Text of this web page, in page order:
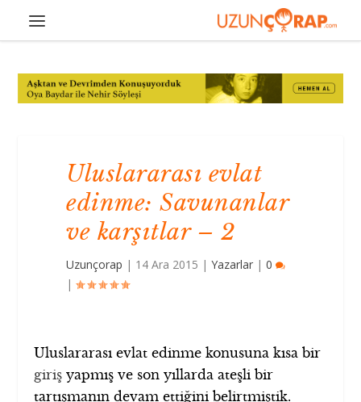
Uluslararası evlat
edinme: Savunanlar
ve karşıtlar – 2
Uzunçorap | 14 Ara 2015 |Yazarlar |0
|
Uluslararası evlat edinme konusuna kısa bir
giriş yapmış ve son yıllarda ateşli bir
tartışmanın devam ettiğini belirtmiştik.